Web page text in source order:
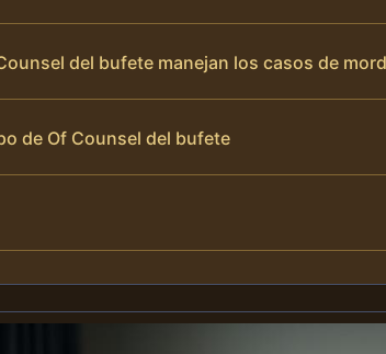
del bufete manejan los casos de
de Of Counsel del bufete